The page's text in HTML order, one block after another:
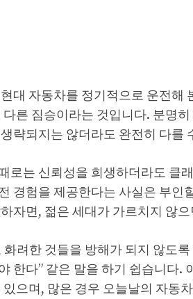
대 자동차를 정기적으로 운전해
른 짐승이라는 것입니다. 분명
략되지는 않더라도 완전히 다를
로는 신뢰성을 희생하더라도 클
경험을 제공한다는 사실은 부인
자면, 젊은 세대가 가르치지 않
려한 것들을 방해가 되지 않도
한다” 같은 말을 하기 쉽습니다
으며, 많은 경우 오늘날의 자동